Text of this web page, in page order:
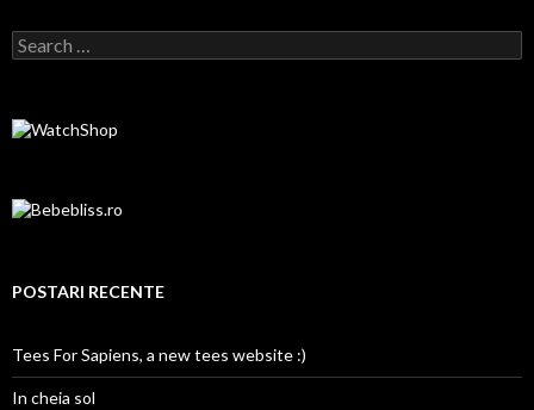
Search for:
POSTARI RECENTE
Tees For Sapiens, a new tees website :)
In cheia sol